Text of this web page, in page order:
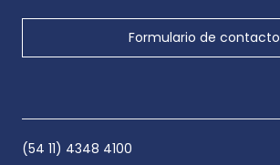
Formulario de contacto
(54 11) 4348 4100